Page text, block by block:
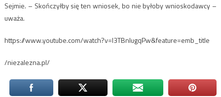
Sejmie. – Skończyłby się ten wniosek, bo nie byłoby wnioskodawcy –
uważa.
https://www.youtube.com/watch?v=I3TBnIugqPw&feature=emb_title
/niezalezna.pl/